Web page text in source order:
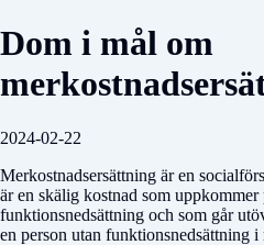
Dom i mål om
2024-02-22
Merkostnadsersättning är en
är en skälig kostnad som uppkommer
funktionsnedsättning och som går
en person utan funktionsnedsättning i